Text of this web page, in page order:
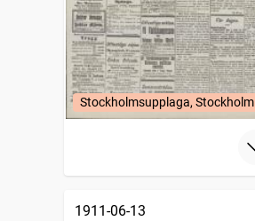
Stockholmsupplaga, Stockholm
1911-06-13